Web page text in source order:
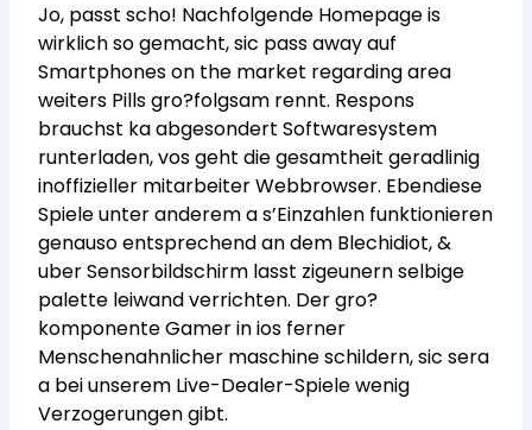
Jo, passt scho! Nachfolgende Homepage is
wirklich so gemacht, sic pass away auf
Smartphones on the market regarding area
weiters Pills gro?folgsam rennt. Respons
brauchst ka abgesondert Softwaresystem
runterladen, vos geht die gesamtheit geradlinig
inoffizieller mitarbeiter Webbrowser. Ebendiese
Spiele unter anderem a s’Einzahlen funktionieren
genauso entsprechend an dem Blechidiot, &
uber Sensorbildschirm lasst zigeunern selbige
palette leiwand verrichten. Der gro?
komponente Gamer in ios ferner
Menschenahnlicher maschine schildern, sic sera
a bei unserem Live-Dealer-Spiele wenig
Verzogerungen gibt.